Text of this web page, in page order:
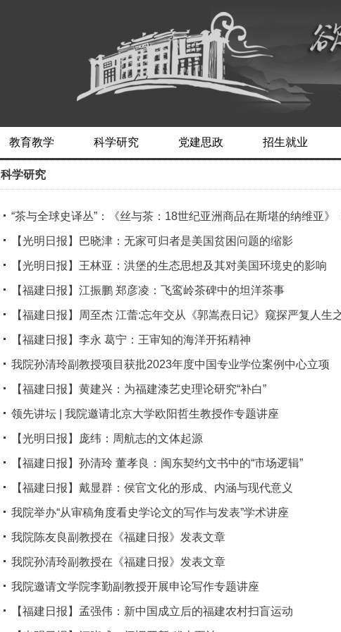
教育教学 科学研究 党建思政 招生就业
科学研究
“茶与全球史译丛”：《丝与茶：18世纪亚洲商品在斯堪的纳维亚》
【光明日报】巴晓津：无家可归者是美国贫困问题的缩影
【光明日报】王林亚：洪堡的生态思想及其对美国环境史的影响
【福建日报】江振鹏 郑彦凌：飞鸾岭茶碑中的坦洋茶事
【福建日报】周至杰 江蕾:忘年交从《郭嵩焘日记》窥探严复人生
【福建日报】李永 葛宁：王审知的海洋开拓精神
我院孙清玲副教授项目获批2023年度中国专业学位案例中心立项
【福建日报】黄建兴：为福建漆艺史理论研究“补白”
领先讲坛 | 我院邀请北京大学欧阳哲生教授作专题讲座
【光明日报】庞纬：周航志的文体起源
​【福建日报】孙清玲 董孝良：闽东契约文书中的“市场逻辑”
【福建日报】戴显群：侯官文化的形成、内涵与现代意义
我院举办“从审稿角度看史学论文的写作与发表”学术讲座
我院陈友良副教授在《福建日报》发表文章
我院孙清玲副教授在《福建日报》发表文章
我院邀请文学院李勤副教授开展申论写作专题讲座
【福建日报】孟强伟：​新中国成立后的福建农村扫盲运动